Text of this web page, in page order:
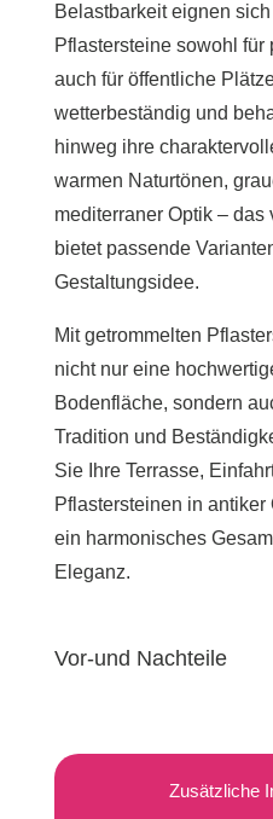
Belastbarkeit eignen
Pflastersteine sowohl für
auch für öffentliche
wetterbeständig und
hinweg ihre
warmen Naturtönen,
mediterraner Optik –
bietet passende
Gestaltungsidee.
Mit getrommelten
nicht nur eine
Bodenfläche, sondern
Tradition und
Sie Ihre Terrasse,
Pflastersteinen in
ein harmonisches
Eleganz.
Vor-und Nachteile
Zusätzliche